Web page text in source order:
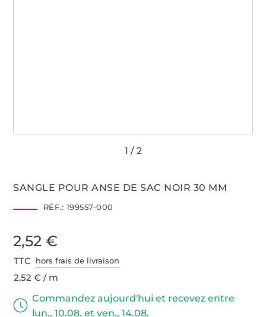
SANGLE POUR ANSE DE SAC NOIR 30 MM
RÉF.: 199557-000
2,52 €
TTC hors frais de livraison
2,52 € / m
Commandez aujourd'hui et recevez entre
lun., 10.08. et ven., 14.08.